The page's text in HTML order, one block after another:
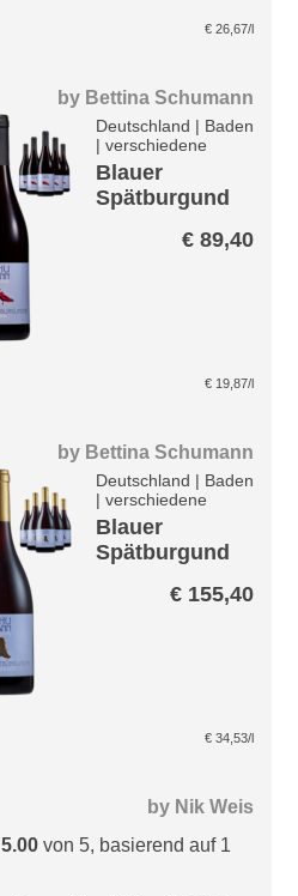
€ 26,67/l
by Bettina Schumann
Deutschland | Baden
|verschiedene
Blauer
Spätburgund
€ 89,40
€ 19,87/l
by Bettina Schumann
Deutschland | Baden
|verschiedene
Blauer
Spätburgund
Volaute Paket
€ 155,40
€ 34,53/l
by Nik Weis
5.00von 5, basierend auf 1